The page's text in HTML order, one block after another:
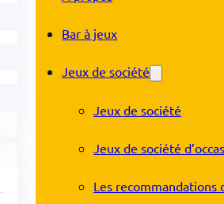
Bar à jeux
Jeux de société
Jeux de société
Jeux de société
Les recommandations